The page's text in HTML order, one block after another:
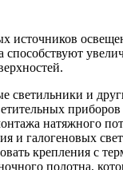
источников
способствуют
светильники и
натяжного
и галогеновых
крепления с
полотна,